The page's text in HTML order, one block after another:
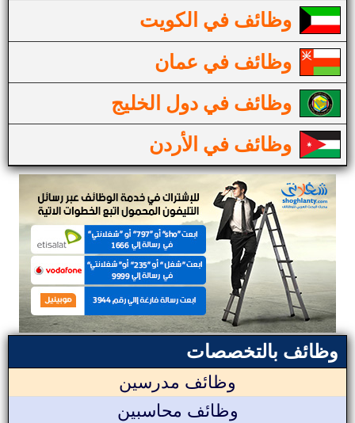
وظائف في الكويت
وظائف في عمان
وظائف في دول الخليج
وظائف في الأردن
وظائف بالتخصصات
وظائف مدرسين
وظائف محاسبين